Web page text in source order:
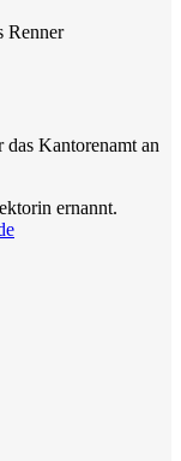
Renner
Kantorenamt an
ernannt.